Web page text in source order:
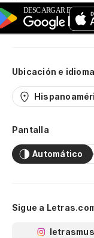
Ubicación e idioma
Pantalla
Automático
Sigue a